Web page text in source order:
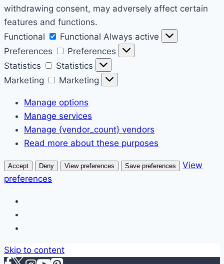
withdrawing consent, may adversely affect certain
features and functions.
Functional
Functional Always active
Preferences
Preferences
Statistics
Statistics
Marketing
Marketing
Manage options
Manage services
Manage {vendor_count} vendors
Read more about these purposes
Accept Deny View preferences Save preferences
View
preferences
Skip to content